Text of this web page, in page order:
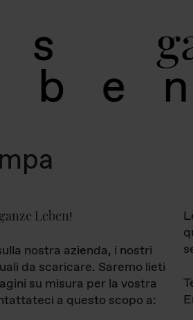
s
b
Leben!
nostra azienda, i nostri
da scaricare. Saremo lieti
su misura per la vostra
a questo scopo a: